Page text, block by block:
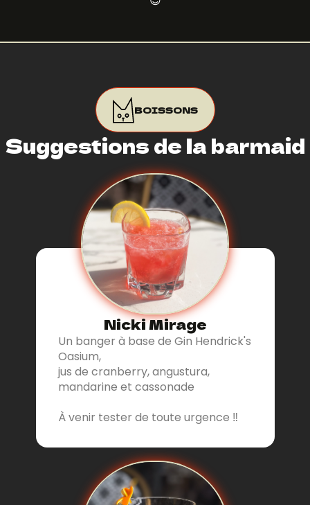
BOISSONS
Suggestions de la barmaid
Nicki Mirage
Un banger à base de Gin Hendrick's
Oasium,
jus de cranberry, angustura,
mandarine et cassonade
À venir tester de toute urgence ‼️